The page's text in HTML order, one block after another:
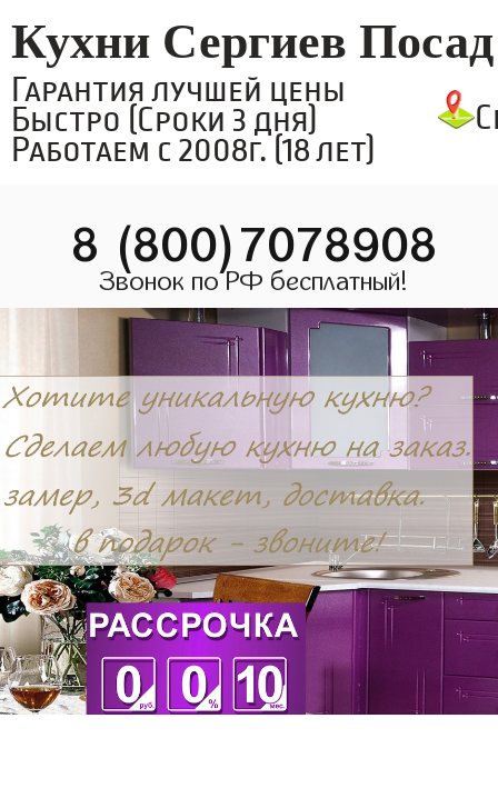
Кухни Сергиев Посад
Гарантия лучшей цены
Быстро (Сроки 3 дня)
Работаем с 2008г. (18 лет)
8 (800)7078908
Звонок по РФ бесплатный!